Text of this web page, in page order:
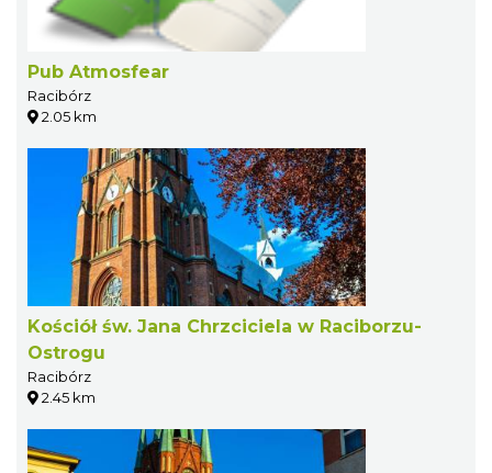
Pub Atmosfear
Racibórz
2.05 km
Kościół św. Jana Chrzciciela w Raciborzu-
Ostrogu
Racibórz
2.45 km